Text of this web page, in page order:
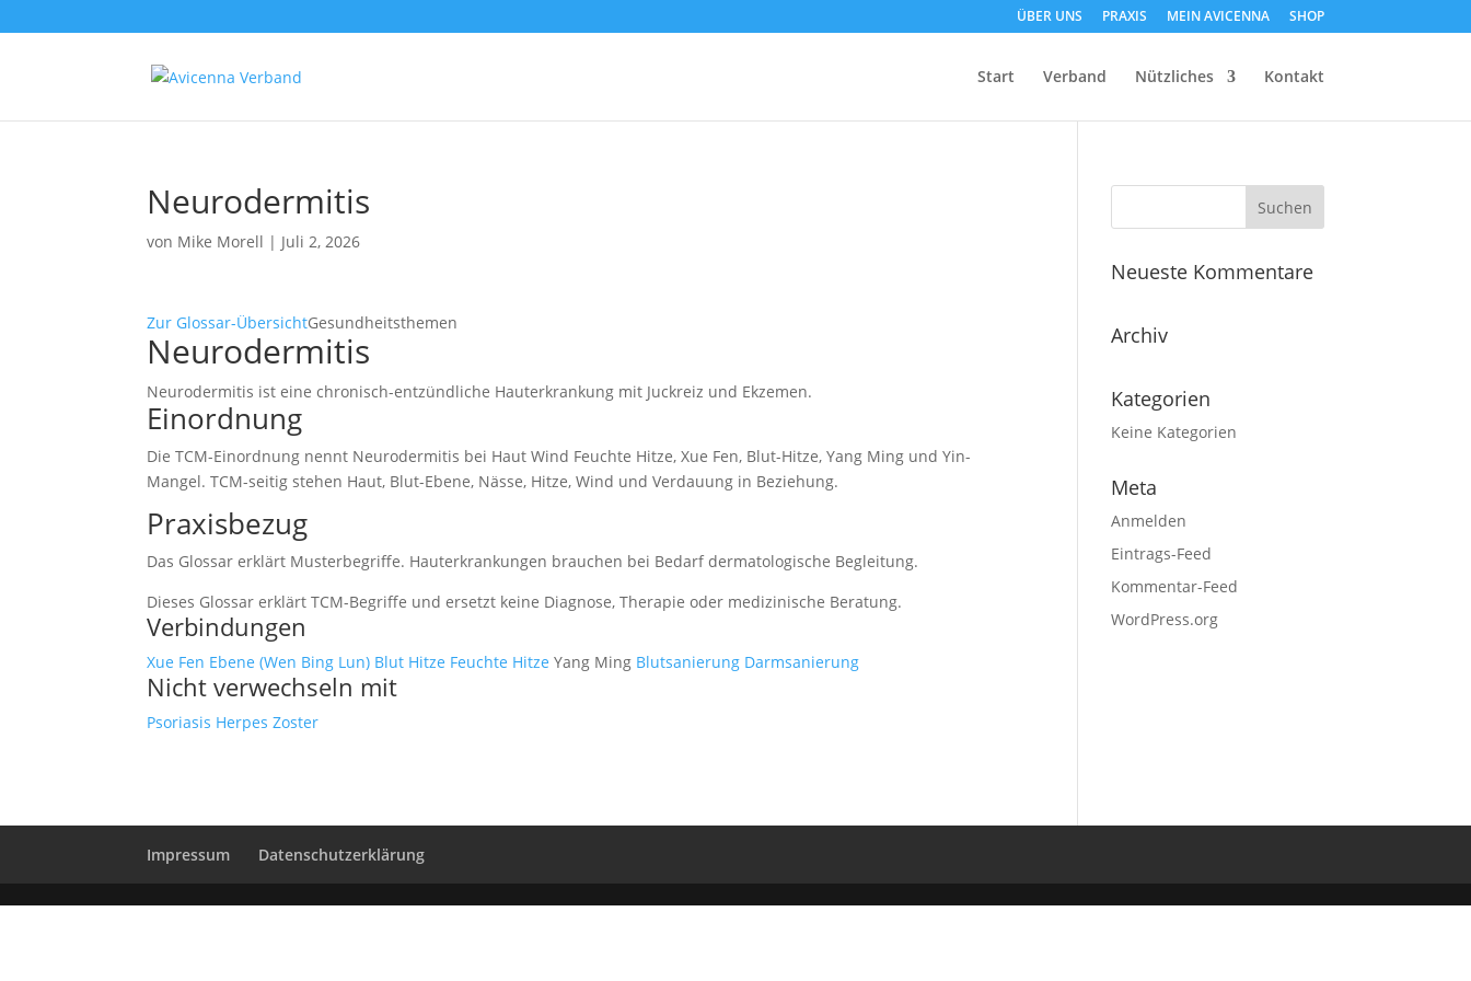
ÜBER UNS PRAXIS MEIN AVICENNA SHOP
Start Verband Nützliches Kontakt
Neurodermitis
von Mike Morell | Juli 2, 2026
Zur Glossar-ÜbersichtGesundheitsthemen
Neurodermitis
Neurodermitis ist eine chronisch-entzündliche Hauterkrankung mit Juckreiz und Ekzemen.
Einordnung
Die TCM-Einordnung nennt Neurodermitis bei Haut Wind Feuchte Hitze, Xue Fen, Blut-Hitze, Yang Ming und Yin-
Mangel. TCM-seitig stehen Haut, Blut-Ebene, Nässe, Hitze, Wind und Verdauung in Beziehung.
Praxisbezug
Das Glossar erklärt Musterbegriffe. Hauterkrankungen brauchen bei Bedarf dermatologische Begleitung.
Dieses Glossar erklärt TCM-Begriffe und ersetzt keine Diagnose, Therapie oder medizinische Beratung.
Verbindungen
Xue Fen Ebene (Wen Bing Lun) Blut Hitze Feuchte Hitze Yang Ming Blutsanierung Darmsanierung
Nicht verwechseln mit
Psoriasis Herpes Zoster
Neueste Kommentare
Archiv
Kategorien
Keine Kategorien
Meta
Anmelden
Eintrags-Feed
Kommentar-Feed
WordPress.org
Impressum Datenschutzerklärung